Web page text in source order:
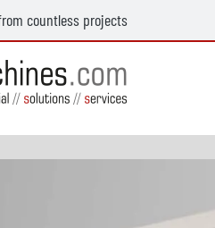
countless projects